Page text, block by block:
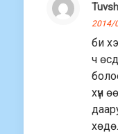
2014/
би
ч
хүн